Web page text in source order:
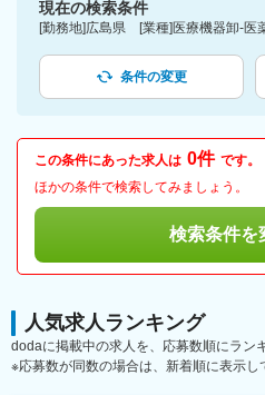
現在の検索条件
条件の変更
この条件にあった求人は 0件 です。
ほかの条件で検索してみましょう。
検索条件を
人気求人ランキング
dodaに掲載中の求人を、応募数順にラン
※応募数が同数の場合は、新着順に表示し